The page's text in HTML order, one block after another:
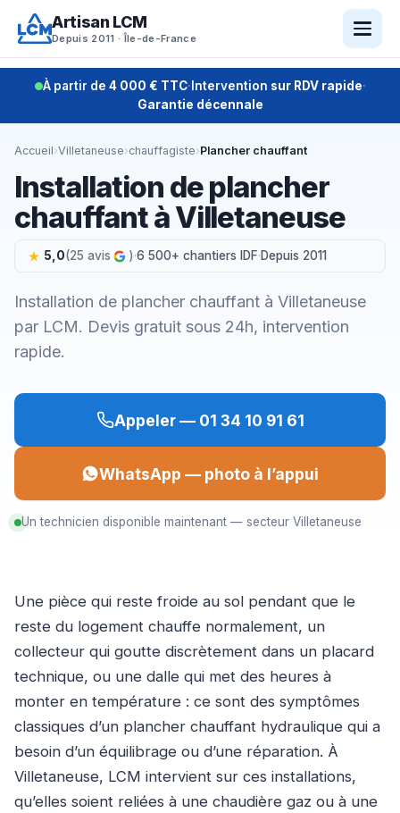
contenu
Artisan LCM
Depuis 2011 · Île-de-France
À partir de 4 000 € TTC· Intervention sur RDV rapide·
Garantie décennale
Accueil›Villetaneuse›chauffagiste›Plancher chauffant
Installation de plancher
chauffant à Villetaneuse
5,0(25 avis )·6 500+ chantiers IDF·Depuis 2011
Installation de plancher chauffant à Villetaneuse
par LCM. Devis gratuit sous 24h, intervention
rapide.
Appeler — 01 34 10 91 61
WhatsApp — photo à l’appui
Un technicien disponible maintenant — secteur Villetaneuse
Une pièce qui reste froide au sol pendant que le
reste du logement chauffe normalement, un
collecteur qui goutte discrètement dans un placard
technique, ou une dalle qui met des heures à
monter en température : ce sont des symptômes
classiques d’un plancher chauffant hydraulique qui a
besoin d’un équilibrage ou d’une réparation. À
Villetaneuse, LCM intervient sur ces installations,
qu’elles soient reliées à une chaudière gaz ou à une